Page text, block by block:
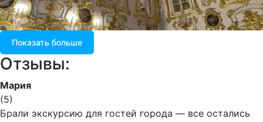
Показать больше
Отзывы:
Мария
(5)
Брали экскурсию для гостей города — все остались